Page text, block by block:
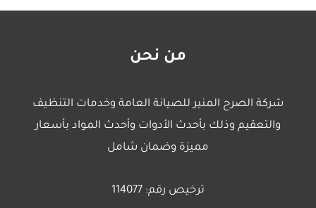
من نحن
شركة الصرح المنير للصيانة العامة وخدمات التنظيف
والتعقيم وذلك بأحدث الأدوات وأحدث المواد بأسعار
مميزة وضمان شامل
ترخيص رقم: 114077